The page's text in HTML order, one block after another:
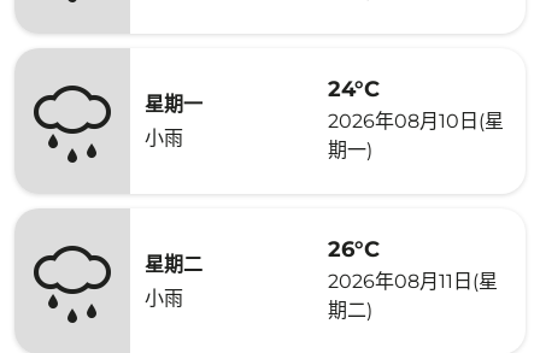
星期一
小雨
24°C
2026年08月10日(星
期一)
星期二
小雨
26°C
2026年08月11日(星
期二)